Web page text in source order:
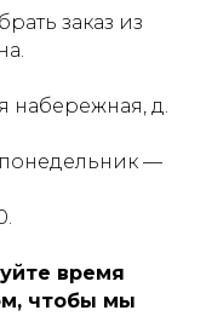
заказ из
набережная, д.
—
время
чтобы мы